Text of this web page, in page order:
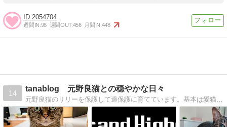
2054704
週間IN:98 週間OUT:456 月間IN:448
14
tanablog 元野良猫との穏やかな日々
元野良猫のリリーを保護して過保護に育てています。基本は愛猫の記事を書いていますが、趣味の車や音楽の記事も気まぐれで書いています。どうぞよろしくお願いします。